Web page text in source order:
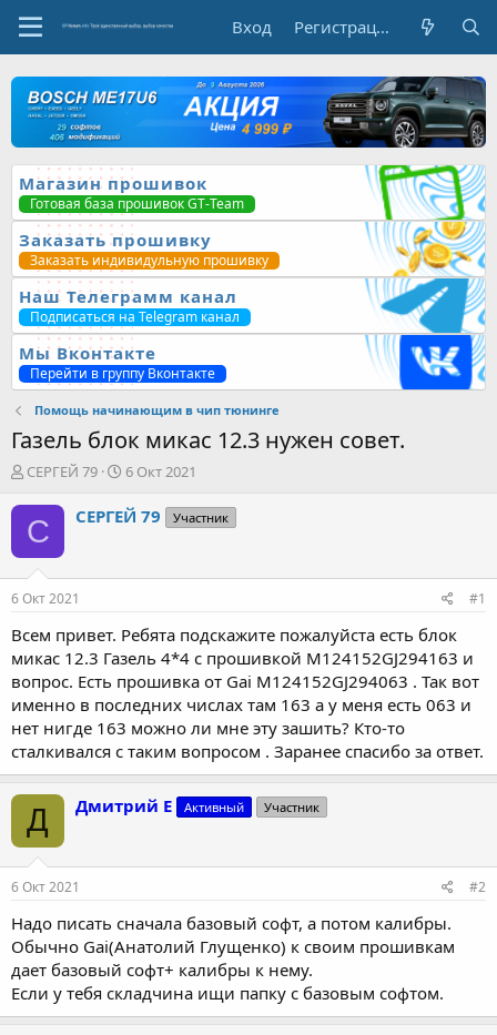
Вход Регистрация
Магазин прошивок
Готовая база прошивок GT-Team
Заказать прошивку
Заказать индивидульную прошивку
Наш Телеграмм канал
Подписаться на Telegram канал
Мы Вконтакте
Перейти в группу Вконтакте
Помощь начинающим в чип тюнинге
Газель блок микас 12.3 нужен совет.
А
т
о
е
м
ы
СЕРГЕЙ 79
Д
т
л
6 Окт 2021
С СЕРГЕЙ 79 Участник
6 Окт 2021 #1
Всем привет. Ребята подскажите пожалуйста есть блок
микас 12.3 Газель 4*4 с прошивкой М124152GJ294163 и
вопрос. Есть прошивка от Gai М124152GJ294063 . Так вот
именно в последних числах там 163 а у меня есть 063 и
нет нигде 163 можно ли мне эту зашить? Кто-то
сталкивался с таким вопросом . Заранее спасибо за ответ.
Д Дмитрий Е Активный Участник
6 Окт 2021 #2
Надо писать сначала базовый софт, а потом калибры.
Обычно Gai(Анатолий Глущенко) к своим прошивкам
дает базовый софт+ калибры к нему.
Если у тебя складчина ищи папку с базовым софтом.